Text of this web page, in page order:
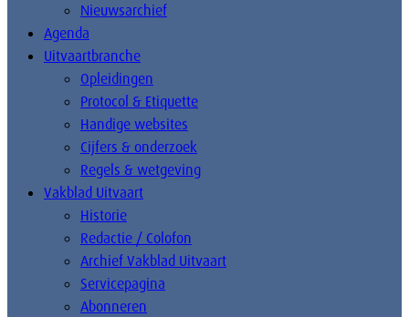
Nieuwsarchief
Agenda
Uitvaartbranche
Opleidingen
Protocol & Etiquette
Handige websites
Cijfers & onderzoek
Regels & wetgeving
Vakblad Uitvaart
Historie
Redactie / Colofon
Archief Vakblad Uitvaart
Servicepagina
Abonneren